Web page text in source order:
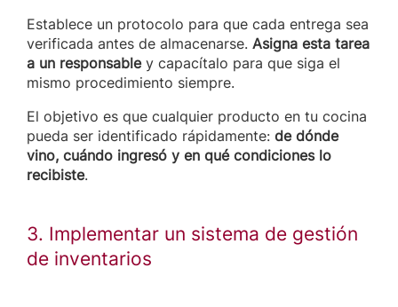
Establece un protocolo para que cada entrega sea
verificada antes de almacenarse. Asigna esta tarea
a un responsabley capacítalo para que siga el
mismo procedimiento siempre.
El objetivo es que cualquier producto en tu cocina
pueda ser identificado rápidamente: de dónde
vino, cuándo ingresó y en qué condiciones lo
recibiste.
3. Implementar un sistema de gestión
de inventarios